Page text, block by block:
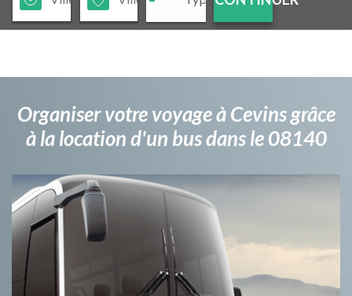
Organiser votre voyage à Cevins grâce
à la location d'un bus dans le 08140